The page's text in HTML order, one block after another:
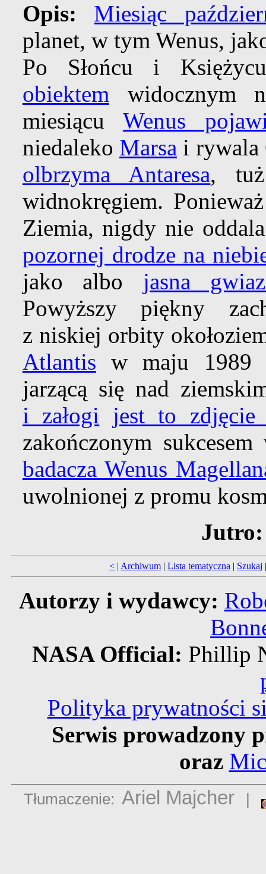
Opis:
Miesiąc
planet, w tym Wenus,
Po Słońcu i
obiektem widocznym
miesiącu Wenus
niedaleko Marsa i rywala
olbrzyma Antaresa, tuż
widnokręgiem.
Ziemia, nigdy nie
pozornej drodze na
jako albo jasna
Powyższy piękny
z niskiej orbity
Atlantis w maju 1989
jarzącą się nad
i załogi
jest to zdjęcie
zakończonym
badacza Wenus
uwolnionej z promu
Jutro:
< | Archiwum | Lista tematyczna | Szukaj
Autorzy i wydawcy:
NASA Official: Phillip
Polityka prywatności
Serwis prowadzony
oraz
Tłumaczenie: Ariel Majcher |